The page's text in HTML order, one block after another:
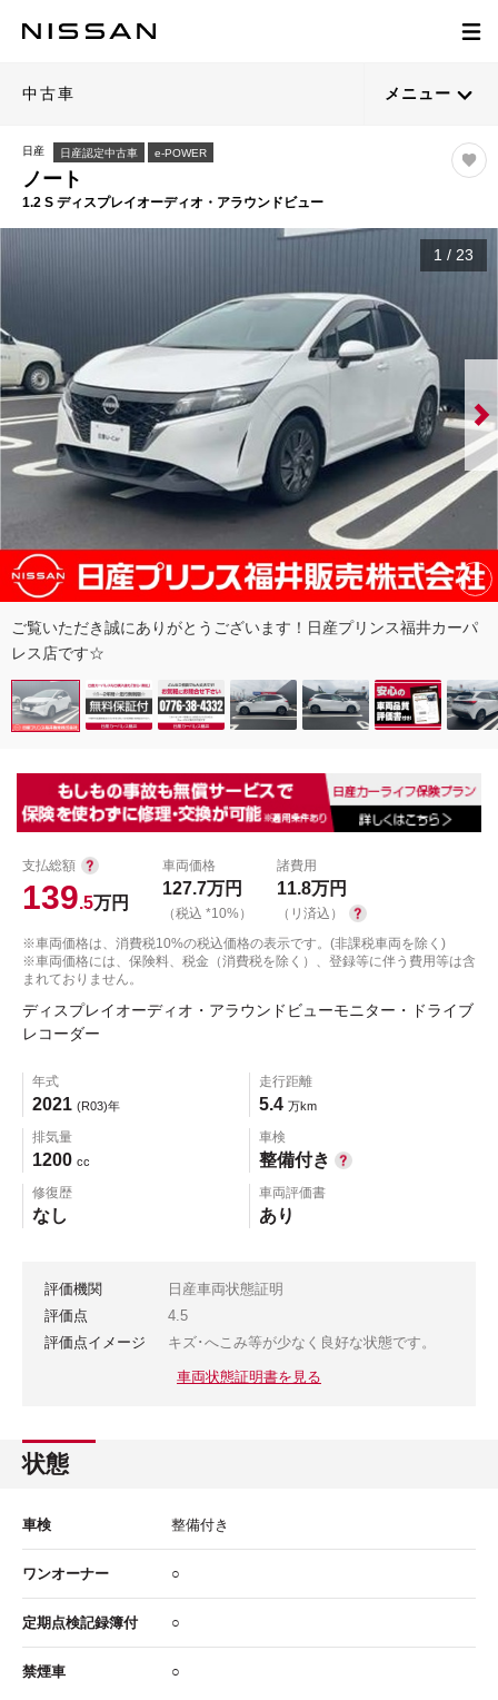
中古車 メニュー
日産 日産認定中古車 e-POWER
ノート
1.2 S ディスプレイオーディオ・アラウンドビュー
1 / 23
ご覧いただき誠にありがとうございます！日産プリンス福井カーパ
レス店です☆
支払総額
139.5万円
車両価格
127.7万円
（税込 *10%）
諸費用
11.8万円
（リ済込）
※車両価格は、消費税10%の税込価格の表示です。(非課税車両を除く)
※車両価格には、保険料、税金（消費税を除く）、登録等に伴う費用等は含
まれておりません。
ディスプレイオーディオ・アラウンドビューモニター・ドライブ
レコーダー
年式
2021 (R03)年
走行距離
5.4 万km
排気量
1200 cc
車検
整備付き
修復歴
なし
車両評価書
あり
評価機関
日産車両状態証明
評価点
4.5
評価点イメージ
キズ･へこみ等が少なく良好な状態です。
車両状態証明書を見る
状態
車検 整備付き
ワンオーナー ○
定期点検記録簿付 ○
禁煙車 ○